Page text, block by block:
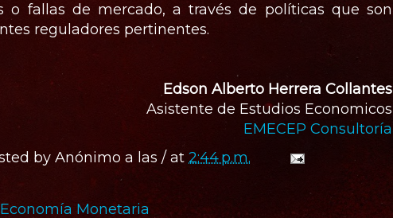
o fallas de mercado, a través de políticas que son
reguladores pertinentes.
Edson Alberto Herrera Collantes
Asistente de Estudios Economicos
EMECEP Consultoría
by Anónimo a las / at 2:44 p.m.
Economía Monetaria